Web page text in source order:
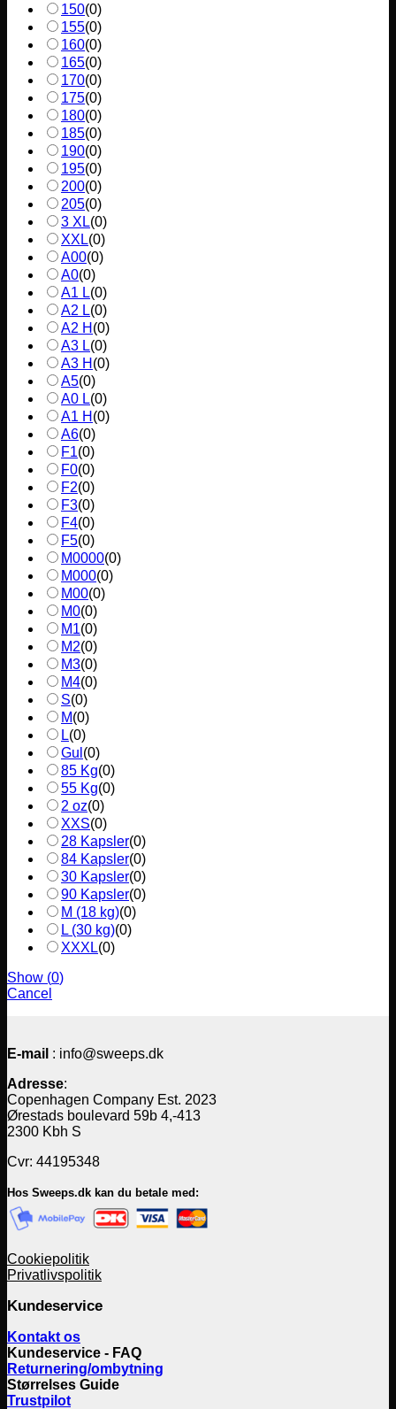
150(0)
155(0)
160(0)
165(0)
170(0)
175(0)
180(0)
185(0)
190(0)
195(0)
200(0)
205(0)
3 XL(0)
XXL(0)
A00(0)
A0(0)
A1 L(0)
A2 L(0)
A2 H (0)
A3 L(0)
A3 H (0)
A5(0)
A0 L(0)
A1 H (0)
A6(0)
F1(0)
F0(0)
F2(0)
F3(0)
F4(0)
F5(0)
M0000(0)
M000(0)
M00(0)
M0(0)
M1(0)
M2(0)
M3(0)
M4(0)
S(0)
M(0)
L(0)
Gul (0)
85 Kg(0)
55 Kg(0)
2 oz(0)
XXS(0)
28 Kapsler(0)
84 Kapsler(0)
30 Kapsler(0)
90 Kapsler(0)
M (18 kg)(0)
L (30 kg)(0)
XXXL(0)
Show (0)
Cancel
E-mail : info@sweeps.dk
Adresse:
Copenhagen Company Est. 2023
Ørestads boulevard 59b 4,-413
2300 Kbh S
Cvr: 44195348
Hos Sweeps.dk kan du betale med:
Cookiepolitik
Privatlivspolitik
Kundeservice
Kontakt os
Kundeservice - FAQ
Returnering/ombytning
Størrelses Guide
Trustpilot